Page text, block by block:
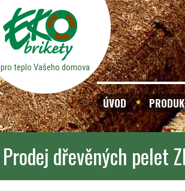
pro teplo Vašeho domova
ÚVOD
Prodej dřevěných pelet